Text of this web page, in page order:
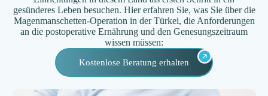
gesünderes Leben besuchen. Hier erfahren Sie, was Sie über die
Magenmanschetten-Operation in der Türkei, die Anforderungen
an die postoperative Ernährung und den Genesungszeitraum
wissen müssen:
Kostenlose Beratung erhalten